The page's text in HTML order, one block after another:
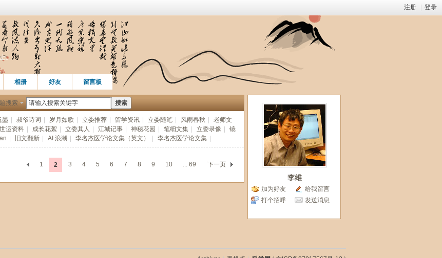
注册 登录
。
相册 好友 留言板
搜索 搜索
墨 叔爷诗词 岁月如歌 立委推荐 留学资讯 立委随笔 风雨春秋
老师文
世运资料 成长花絮 立委其人 江城记事 神秘花园 笔细文集 立委录像
镜
旧文翻新 AI 浪潮 李名杰医学论文集（英文） 李名杰医学论文集
1 2 3 4 5 6 7 8 9 10 ... 69 下一页
李维
加为好友
给我留言
打个招呼
发送消息